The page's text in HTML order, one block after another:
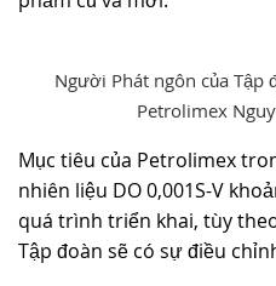
Người Phát ngôn của Tập
Petrolimex
Mục tiêu của Petrolimex
nhiên liệu DO 0,001S-V
quá trình triển khai, tùy
Tập đoàn sẽ có sự điều